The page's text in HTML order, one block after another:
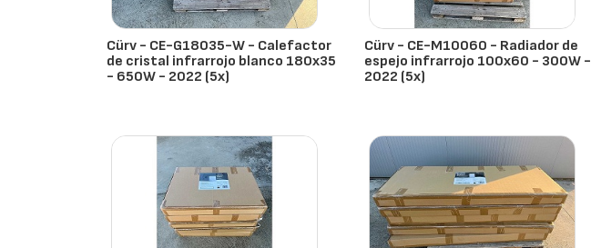
Cürv - CE-G18035-W - Calefactor
de cristal infrarrojo blanco 180x35
- 650W - 2022 (5x)
Cürv - CE-M10060 - Radiador de
espejo infrarrojo 100x60 - 300W -
2022 (5x)